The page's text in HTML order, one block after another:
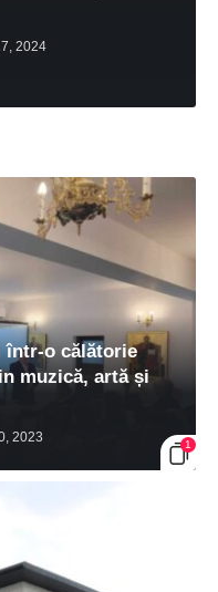
2024
1
într-o călătorie
muzică, artă și
2023